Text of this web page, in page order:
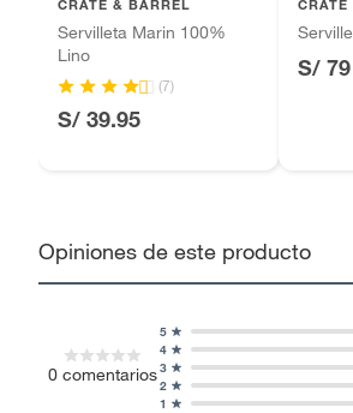
CRATE & BARREL
Servilleta Marin 100%
Lino
(7)
S/ 39.95
S/ 79
Opiniones de este producto
0 comentarios
1
2
3
4
5